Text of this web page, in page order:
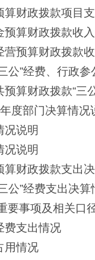
算财政拨款项目
预算财政拨款收
营预算财政拨款
公”经费、行政
算财政拨款“三
度部门决算情况
况说明
况说明
算财政拨款支出
公”经费支出决
要事项及相关口
费支出情况
用情况